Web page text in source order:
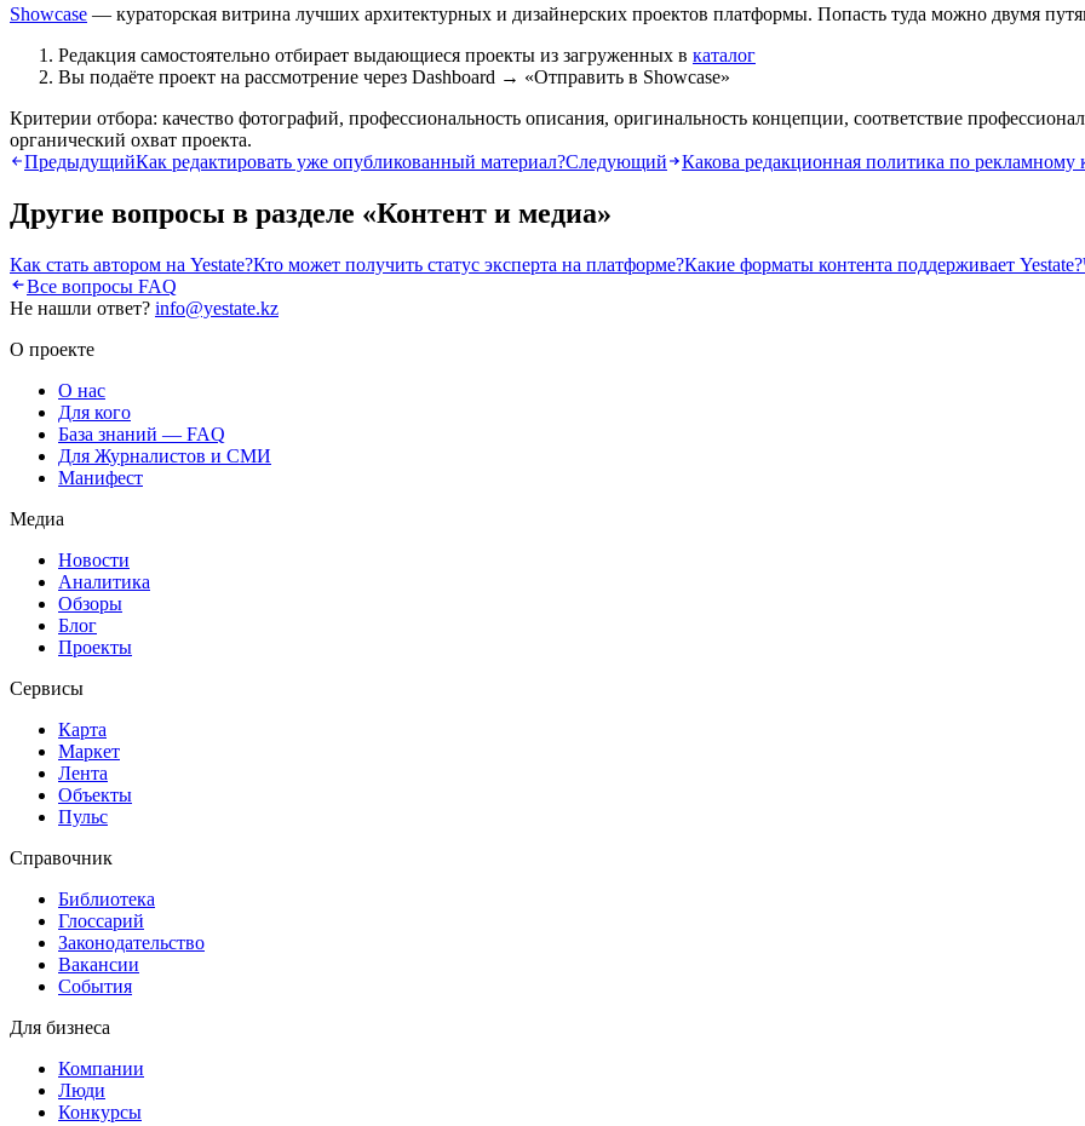
Showcase — кураторская витрина лучших архитектурных и дизайнерских проектов платформы. Попасть туда можно двумя
Редакция самостоятельно отбирает выдающиеся проекты из загруженных в каталог
Вы подаёте проект на рассмотрение через Dashboard → «Отправить в Showcase»
Критерии отбора: качество фотографий, профессиональность описания, оригинальность концепции, соответствие
органический охват проекта.
ПредыдущийКак редактировать уже опубликованный материал?Следующий Какова редакционная политика по рекламному
Другие вопросы в разделе «Контент и медиа»
Как стать автором на Yestate?Кто может получить статус эксперта на платформе?Какие форматы контента поддерживает Yestate?
Все вопросы FAQ
Не нашли ответ? info@yestate.kz
О проекте
О нас
Для кого
База знаний — FAQ
Для Журналистов и СМИ
Манифест
Медиа
Новости
Аналитика
Обзоры
Блог
Проекты
Сервисы
Карта
Маркет
Лента
Объекты
Пульс
Справочник
Библиотека
Глоссарий
Законодательство
Вакансии
События
Для бизнеса
Компании
Люди
Конкурсы